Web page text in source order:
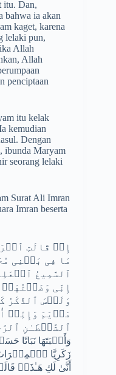
itu. Dan,
bahwa ia akan
kaget, karena
lelaki pun,
Allah
Allah
penciptaan
itu kelak
kemudian
Dengan
ibunda Maryam
seorang lelaki
Surat Ali Imran
Imran beserta
مَا فِی بَطۡنِی
إِنِّی وَضَعۡتُهَاۤ
وَلَیۡسَ ٱلذَّكَرُ
مَرۡیَمَ وَإِنِّیۤ
وَأَنۢبَتَهَا نَبَاتًا
زَكَرِیَّا
أَنَّىٰ لَكِ هَـٰذَاۖ